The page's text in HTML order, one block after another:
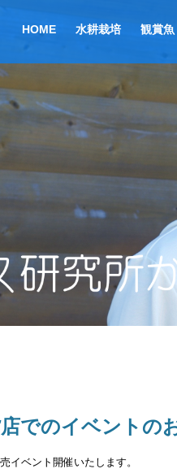
HOME 水耕栽培 観賞魚
でのイベントの
イベント開催いたします。